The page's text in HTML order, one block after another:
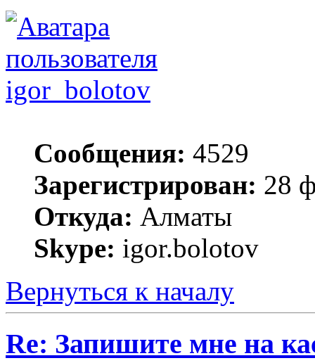
igor_bolotov
Сообщения: 4529
Зарегистрирован: 28
Откуда: Алматы
Skype: igor.bolotov
Вернуться к началу
Re: Запишите мне на